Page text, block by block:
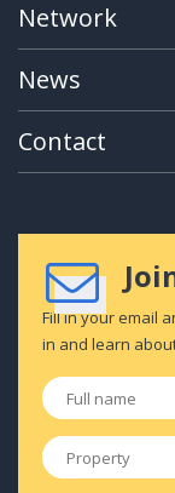
Network
News
Contact
Fill in your email
in and learn
Full
name
*
Property